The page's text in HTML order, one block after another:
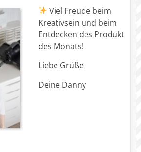
Viel Freude beim
Kreativsein und beim
Entdecken des Produkt
des Monats!
Liebe Grüße
Deine Danny